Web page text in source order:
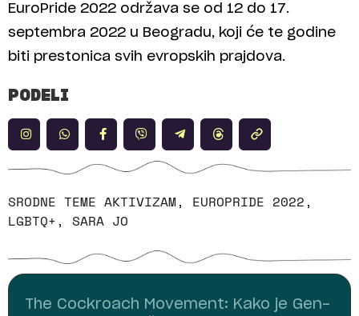
EuroPride 2022 održava se od 12 do 17.
septembra 2022 u Beogradu, koji će te godine
biti prestonica svih evropskih prajdova.
PODELI
SRODNE TEME AKTIVIZAM, EUROPRIDE 2022,
LGBTQ+, SARA JO
The Cockroach Movement: Kako je Gen-